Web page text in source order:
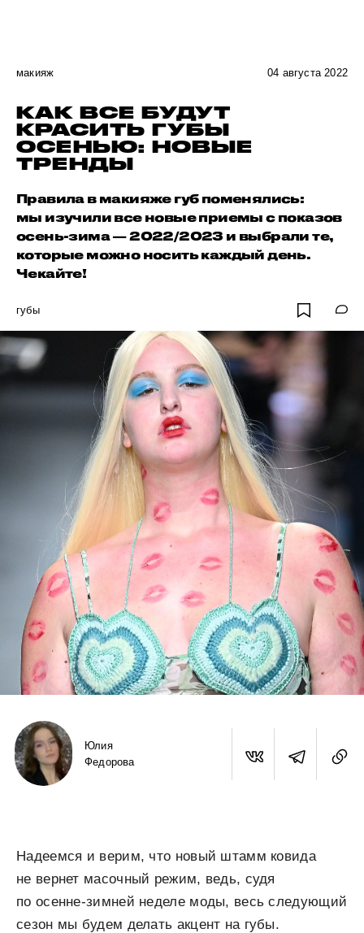
макияж 04 августа 2022
КАК ВСЕ БУДУТ
КРАСИТЬ ГУБЫ
ОСЕНЬЮ: НОВЫЕ
ТРЕНДЫ
Правила в макияже губ поменялись:
мы изучили все новые приемы с показов
осень-зима — 2022/2023 и выбрали те,
которые можно носить каждый день.
Чекайте!
губы
Юлия
Федорова
Надеемся и верим, что новый штамм ковида
не вернет масочный режим, ведь, судя
по осенне-зимней неделе моды, весь следующий
сезон мы будем делать акцент на губы.